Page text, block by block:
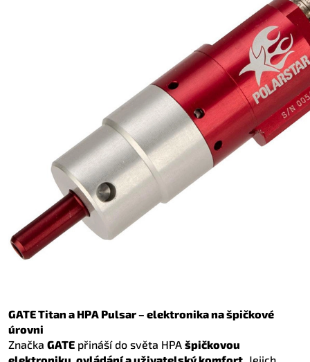
GATE Titan a HPA Pulsar – elektronika na špičkové
úrovni
Značka GATE přináší do světa HPA špičkovou